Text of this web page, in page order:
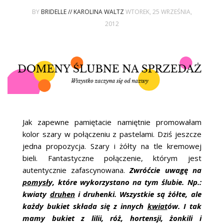
KSIĄŻKI BRIDELLE
WASZE ŚLUBY
{HOT SEXY BEST}
ŚLUBNE STYLE
MAGAZYNY
ARCHIWUM
BY BRIDELLE // KAROLINA WALTZWTOREK, 25 WRZEŚNIA,
2012
Jak zapewne pamiętacie namiętnie promowałam
kolor szary w połączeniu z pastelami. Dziś jeszcze
jedna propozycja. Szary i żółty na tle kremowej
bieli. Fantastyczne połączenie, którym jest
autentycznie zafascynowana. Zwróćcie uwagę na
pomysły, które wykorzystano na tym ślubie. Np.:
kwiaty druheni druhenki. Wszystkie są żółte, ale
każdy bukiet składa się z innych kwiatów. I tak
mamy bukiet z lilii, róż, hortensji, żonkili i